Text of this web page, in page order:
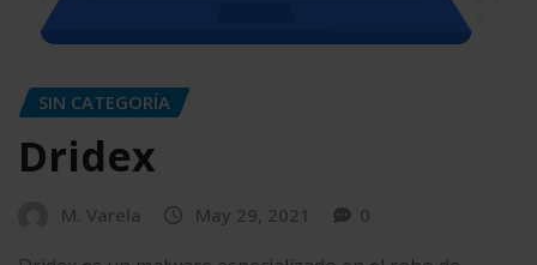
SIN CATEGORÍA
Dridex
M. Varela May 29, 2021 0